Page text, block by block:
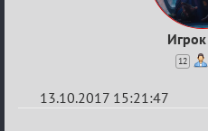
12
13.10.2017 15:21:47